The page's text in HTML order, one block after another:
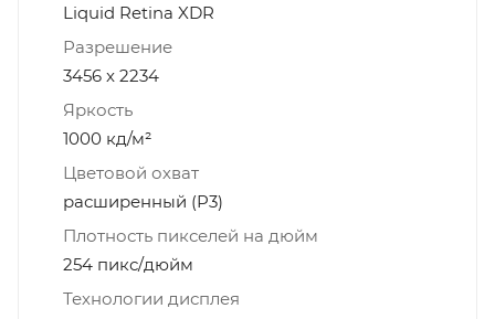
Liquid Retina XDR
Разрешение
3456 x 2234
Яркость
1000 кд/м²
Цветовой охват
расширенный (P3)
Плотность пикселей на дюйм
254 пикс/дюйм
Технологии дисплея